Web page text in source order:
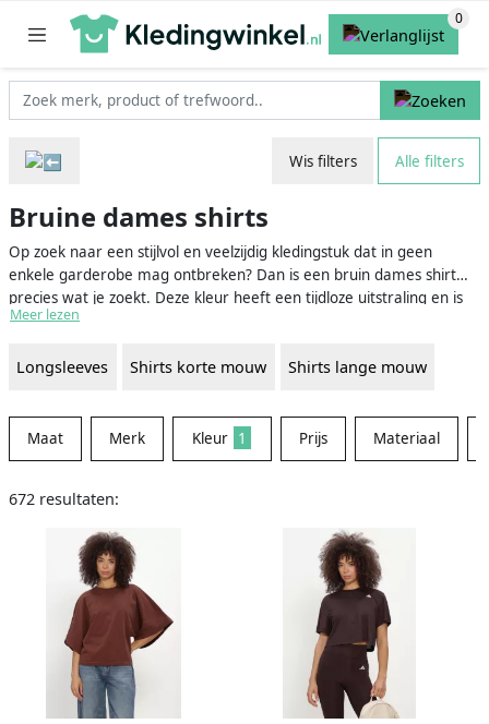
Wis filters Alle filters
Bruine dames shirts
Op zoek naar een stijlvol en veelzijdig kledingstuk dat in geen
enkele garderobe mag ontbreken? Dan is een bruin dames shirt
precies wat je zoekt. Deze kleur heeft een tijdloze uitstraling en is
uitermate geschikt om te combineren met verschillende
samenstellen om te dragen tijdens zowel formele als informele
eindeloze mogelijkheden die bruine dames shirts je te bieden
hebben.
Meer lezen
Longsleeves Shirts korte mouw Shirts lange mouw
Maat Merk Kleur 1 Prijs Materiaal
672 resultaten: